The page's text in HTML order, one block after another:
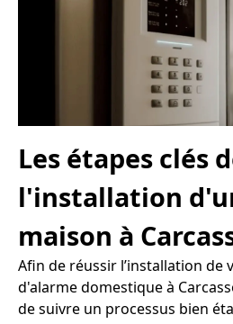
Les étapes clés
l'installation
maison à
Afin de réussir l’installation de
d'alarme domestique à
de suivre un processus bien